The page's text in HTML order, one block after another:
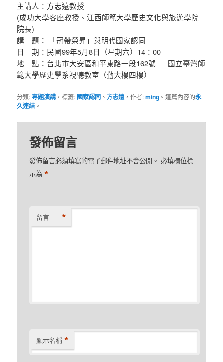
主講人：方志遠教授
(成功大學客座教授、江西師範大學歷史文化與旅遊學院
院長)
講 題： 「冠帶榮昇」與明代國家認同
日 期：民國99年5月8日（星期六）14：00
地 點：台北市大安區和平東路一段162號 國立臺灣師
範大學歷史學系視聽教室（勤大樓四樓）
分類:專題演講，標籤: 國家認同 、方志遠 ，作者:ming 。這篇內容的永
久連結。
發佈留言
發佈留言必須填寫的電子郵件地址不會公開。 必填欄位標
示為 *
留言 *
顯示名稱 *